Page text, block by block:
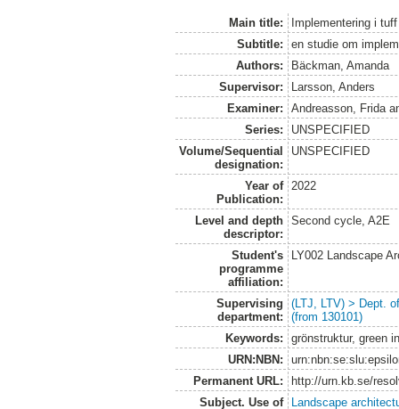
Main title:
Implementering i
Subtitle:
en studie om
Authors:
Bäckman, Amanda
Supervisor:
Larsson, Anders
Examiner:
Andreasson, Frida
Series:
UNSPECIFIED
Volume/Sequential
designation:
UNSPECIFIED
Year of
Publication:
2022
Level and depth
descriptor:
Second cycle, A2E
Student's
programme
affiliation:
LY002 Landscape
Supervising
department:
(LTJ, LTV) > Dept.
(from 130101)
Keywords:
grönstruktur, green
URN:NBN:
Permanent URL:
http://urn.kb.se/
Subject. Use of
Landscape